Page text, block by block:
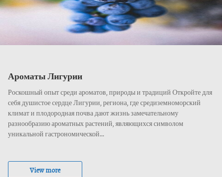
Ароматы Лигурии
Роскошный опыт среди ароматов, природы и традиций Откройте для
себя душистое сердце Лигурии, региона, где средиземноморский
климат и плодородная почва дают жизнь замечательному
разнообразию ароматных растений, являющихся символом
уникальной гастрономической...
View more